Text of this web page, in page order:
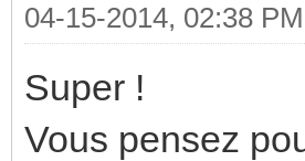
04-15-2014, 02:38 PM
Super !
Vous pensez